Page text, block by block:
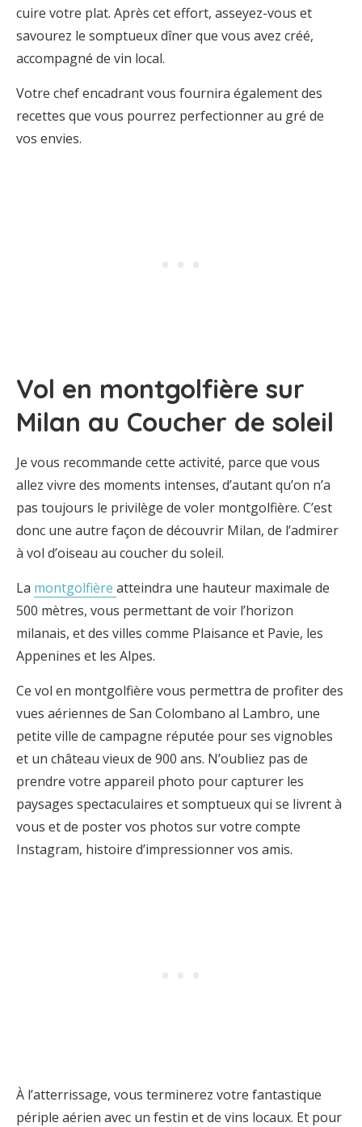
cuire votre plat. Après cet effort, asseyez-vous et
savourez le somptueux dîner que vous avez créé,
accompagné de vin local.
Votre chef encadrant vous fournira également des
recettes que vous pourrez perfectionner au gré de
vos envies.
Vol en montgolfière sur
Milan au Coucher de soleil
Je vous recommande cette activité, parce que vous
allez vivre des moments intenses, d’autant qu’on n’a
pas toujours le privilège de voler montgolfière. C’est
donc une autre façon de découvrir Milan, de l’admirer
à vol d’oiseau au coucher du soleil.
La montgolfière atteindra une hauteur maximale de
500 mètres, vous permettant de voir l’horizon
milanais, et des villes comme Plaisance et Pavie, les
Appenines et les Alpes.
Ce vol en montgolfière vous permettra de profiter des
vues aériennes de San Colombano al Lambro, une
petite ville de campagne réputée pour ses vignobles
et un château vieux de 900 ans. N’oubliez pas de
prendre votre appareil photo pour capturer les
paysages spectaculaires et somptueux qui se livrent à
vous et de poster vos photos sur votre compte
Instagram, histoire d’impressionner vos amis.
À l’atterrissage, vous terminerez votre fantastique
périple aérien avec un festin et de vins locaux. Et pour